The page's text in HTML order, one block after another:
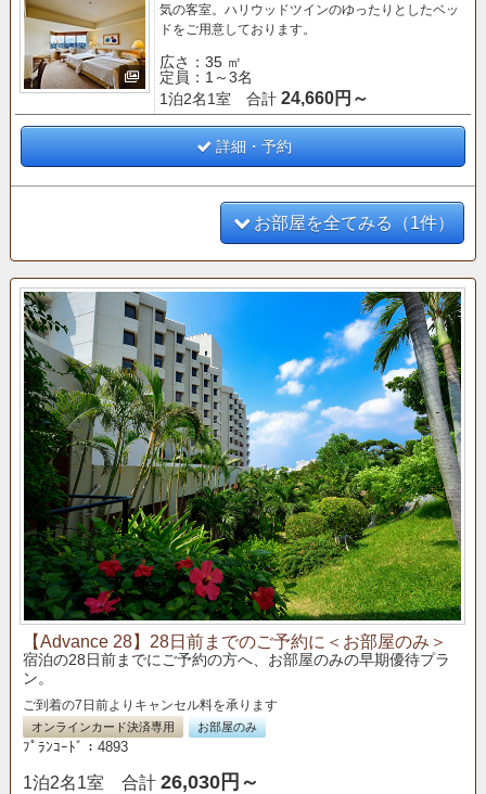
気の客室。 ハリウッドツインのゆったりとしたベッ
ドをご用意しております。
広さ：35 ㎡
定員：1～3名
1泊2名1室 合計 24,660円～
詳細・予約
お部屋を全てみる（1件）
【Advance 28】28日前までのご予約に＜お部屋のみ＞
宿泊の28日前までにご予約の方へ、お部屋のみの早期優待プラ
ン。
ご到着の7日前よりキャンセル料を承ります
オンラインカード決済専用 お部屋のみ
ﾌﾟﾗﾝｺｰﾄﾞ：4893
1泊2名1室 合計 26,030円～